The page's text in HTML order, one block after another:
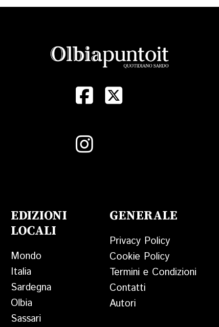
EDIZIONI
LOCALI
Mondo
Italia
Sardegna
Olbia
Sassari
GENERALE
Privacy Policy
Cookie Policy
Termini e Condizioni
Contatti
Autori